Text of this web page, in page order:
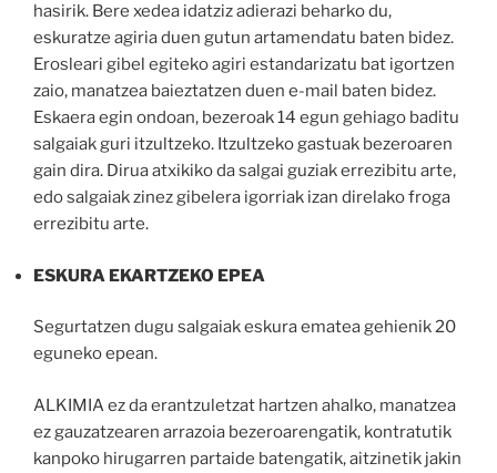
hasirik. Bere xedea idatziz adierazi beharko du,
eskuratze agiria duen gutun artamendatu baten bidez.
Erosleari gibel egiteko agiri estandarizatu bat igortzen
zaio, manatzea baieztatzen duen e-mail baten bidez.
Eskaera egin ondoan, bezeroak 14 egun gehiago baditu
salgaiak guri itzultzeko. Itzultzeko gastuak bezeroaren
gain dira. Dirua atxikiko da salgai guziak errezibitu arte,
edo salgaiak zinez gibelera igorriak izan direlako froga
errezibitu arte.
ESKURA EKARTZEKO EPEA
Segurtatzen dugu salgaiak eskura ematea gehienik 20
eguneko epean.
ALKIMIA ez da erantzuletzat hartzen ahalko, manatzea
ez gauzatzearen arrazoia bezeroarengatik, kontratutik
kanpoko hirugarren partaide batengatik, aitzinetik jakin